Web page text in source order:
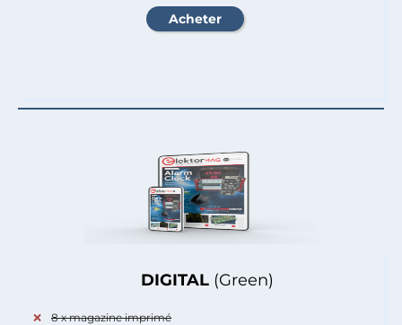
DIGITAL (Green)
8 x magazine imprimé